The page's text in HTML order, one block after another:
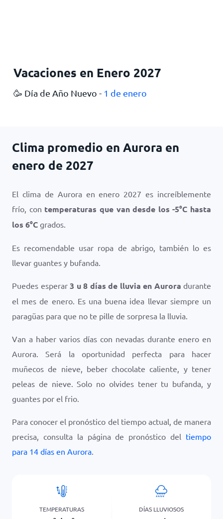
Vacaciones en Enero 2027
🥳 Día de Año Nuevo - 1 de enero
Clima promedio en Aurora en
enero de 2027
El clima de Aurora en enero 2027 es increíblemente
frío, con temperaturas que van desde los-5°C hasta
los 6°C grados.
Es recomendable usar ropa de abrigo, también lo es
llevar guantes y bufanda.
Puedes esperar 3 u 8 días de lluvia en Aurora durante
el mes de enero. Es una buena idea llevar siempre un
paragüas para que no te pille de sorpresa la lluvia.
Van a haber varios días con nevadas durante enero en
Aurora. Será la oportunidad perfecta para hacer
muñecos de nieve, beber chocolate caliente, y tener
peleas de nieve. Solo no olvides tener tu bufanda, y
guantes por el frio.
Para conocer el pronóstico del tiempo actual, de manera
precisa, consulta la página de pronóstico del tiempo
para 14 días en Aurora.
TEMPERATURAS DÍAS LLUVIOSOS